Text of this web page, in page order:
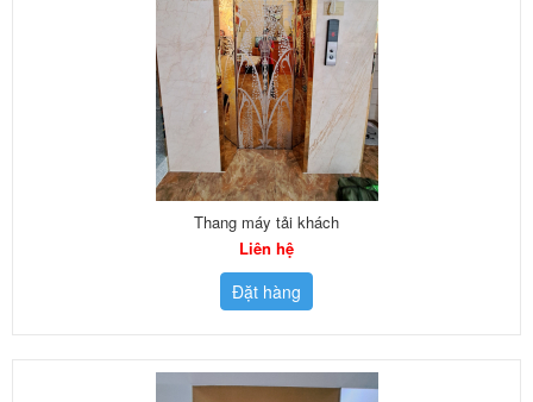
Thang máy tải khách
Liên hệ
Đặt hàng